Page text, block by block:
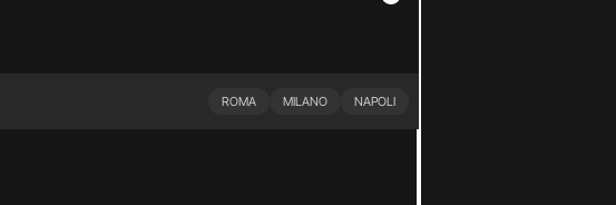
ROMA MILANO NAPOLI